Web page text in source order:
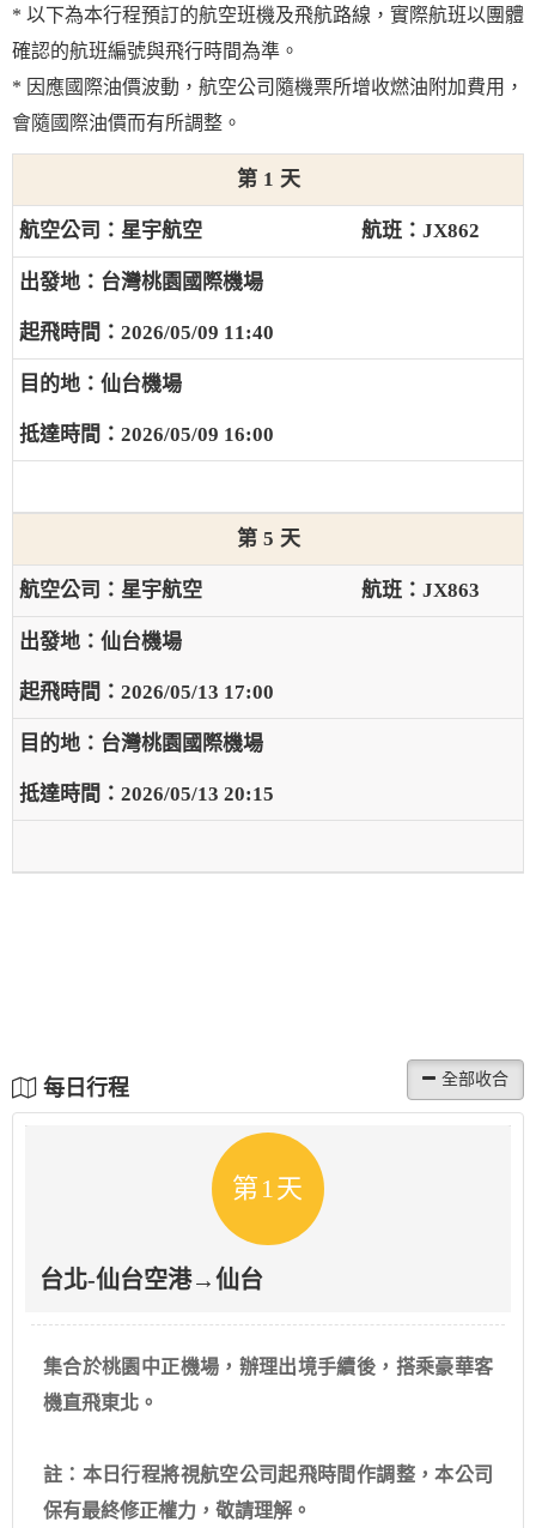
* 以下為本行程預訂的航空班機及飛航路線，實際航班以團體
確認的航班編號與飛行時間為準。
* 因應國際油價波動，航空公司隨機票所增收燃油附加費用，
會隨國際油價而有所調整。
1
星宇航空 JX862
台灣桃園國際機場
2026/05/09 11:40
仙台機場
2026/05/09 16:00
5
星宇航空 JX863
仙台機場
2026/05/13 17:00
台灣桃園國際機場
2026/05/13 20:15
每日行程
第1天
台北-仙台空港→仙台
集合於桃園中正機場，辦理出境手續後，搭乘豪華客
機直飛東北。
註：本日行程將視航空公司起飛時間作調整，本公司
保有最終修正權力，敬請理解。